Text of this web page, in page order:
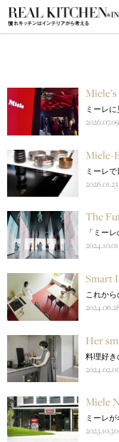
ミーレ
2026.07.09
Miele-
ミーレ
2026.01.23
The
「ミー
2024.10.01
Smart
これか
2024.06.28
Her
料理好き
2024.02.01
Miele
ミーレ
2023.10.30